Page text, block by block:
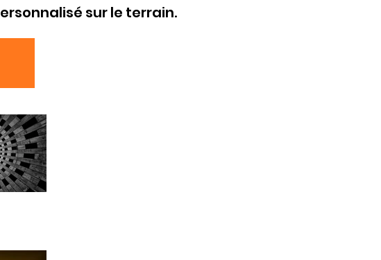
sur le terrain.